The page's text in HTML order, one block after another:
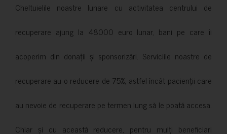
Cheltuielile noastre lunare cu activitatea centrului de
recuperare ajung la 48000 euro lunar, bani pe care îi
acoperim din donații și sponsorizări. Serviciile noastre de
recuperare au o reducere de 75%, astfel încât pacienții care
au nevoie de recuperare pe termen lung să le poată accesa.
Chiar și cu această reducere, pentru mulți beneficiari